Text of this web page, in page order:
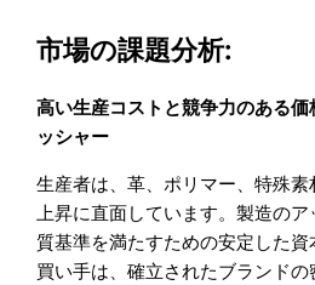
市場の課題分析:
高い生産コストと競争力のある
ッシャー
生産者は、革、ポリマー、特殊
上昇に直面しています。製造の
質基準を満たすための安定した資
買い手は、確立されたブランド